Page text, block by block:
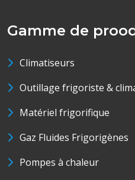
Gamme de
Climatiseurs
Outillage frigoriste &
Matériel frigorifique
Gaz Fluides Frigorigènes
Pompes à chaleur